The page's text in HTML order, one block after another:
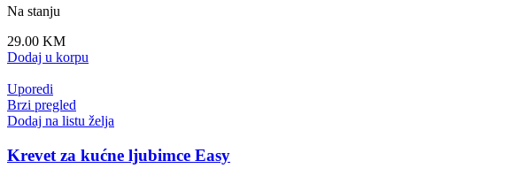
Na stanju
29.00 KM
Dodaj u korpu
Uporedi
Brzi pregled
Dodaj na listu želja
Krevet za kućne ljubimce Easy